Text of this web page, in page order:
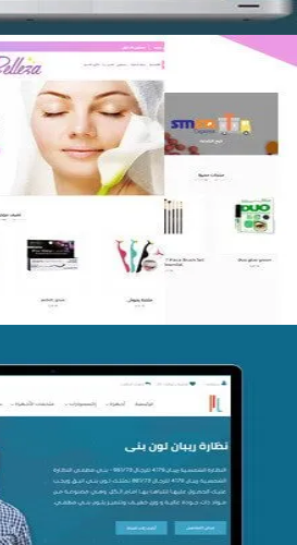
اعادة تصميم متجر
التفاصيل
تصميم متجر
التفاصيل